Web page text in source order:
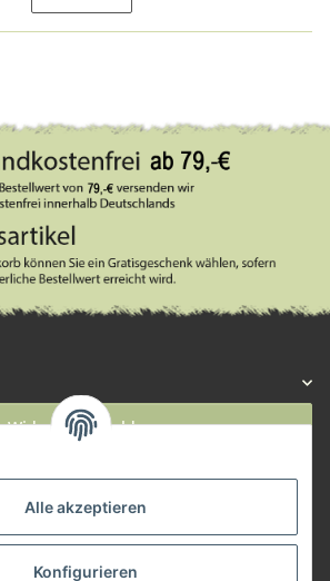
Alle akzeptieren
Konfigurieren
Widerruf anmelden